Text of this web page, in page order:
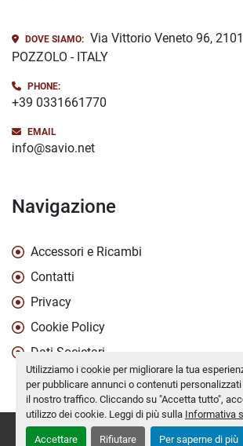
Utilizziamo i cookie per migliorare la tua
per pubblicare annunci o contenuti
il nostro traffico. Cliccando su "Accetta tutto",
utilizzo dei cookie. Leggi di più sulla Informativa
Accettare Rifiutare Per saperne di più
DOVE SIAMO: Via Vittorio Veneto 96,
POZZOLO - ITALY
PHONE:
+39 0331661770
EMAIL
info@savio.net
Navigazione
Accessori e Ricambi
Contatti
Privacy
Cookie Policy
Dati Societari
Personalizza le preferenze sui Cookies